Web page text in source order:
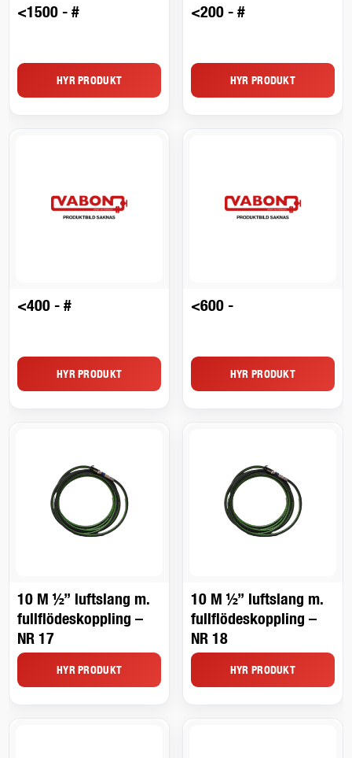
<1500 - #
HYR PRODUKT
<200 - #
HYR PRODUKT
<400 - #
HYR PRODUKT
<600 -
HYR PRODUKT
10 M ½” luftslang m.
fullflödeskoppling –
NR 17
HYR PRODUKT
10 M ½” luftslang m.
fullflödeskoppling –
NR 18
HYR PRODUKT